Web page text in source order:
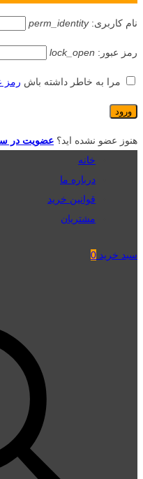
نام کاربری:perm_identity
رمز عبور: lock_open
مرا به خاطر داشته باش رمز
هنوز عضو نشده اید؟ عضویت در
خانه
درباره ما
قوانین خرید
مشتریان
سبد خرید 0